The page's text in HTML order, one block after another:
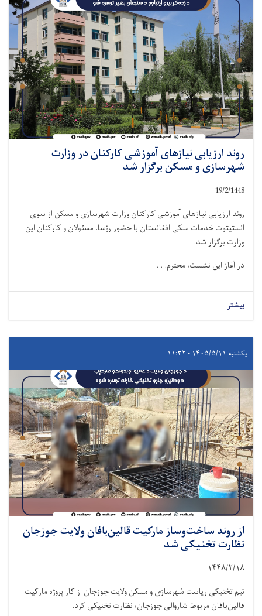
روند ارزیابی نیازهای آموزشی کارکنان در وزارت
شهرسازی و مسکن برگزار شد
19/2/1448
روند ارزیابی نیازهای آموزشی کارکنان وزارت شهرسازی و مسکن از سوی
انستیتوت خدمات ملکی افغانستان با حضور رؤسا، مسئولان و کارکنان این
وزارت برگزار شد.
در آغاز این نشست، محترم. . .
بیشتر
یکشنبه ۱۴۰۵/۵/۱۱ - ۱۱:۳۲
از روند ساخت‌وساز مارکیت قالین‌بافان ولایت جوزجان
نظارت تخنیکی شد
۱۴۴۸/۲/۱۸
تیم تخنیکی ریاست شهرسازی و مسکن ولایت جوزجان از کار پروژه مارکیت
قالین‌بافان مربوط شاروالی جوزجان، نظارت تخنیکی کرد.